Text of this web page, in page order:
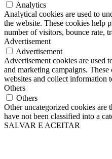
Analytics
Analytical cookies are used to
the website. These cookies help
number of visitors, bounce rate,
Advertisement
Advertisement
Advertisement cookies are used
and marketing campaigns.
websites and collect information
Others
Others
Other uncategorized cookies are
have not been classified into a
SALVAR E ACEITAR